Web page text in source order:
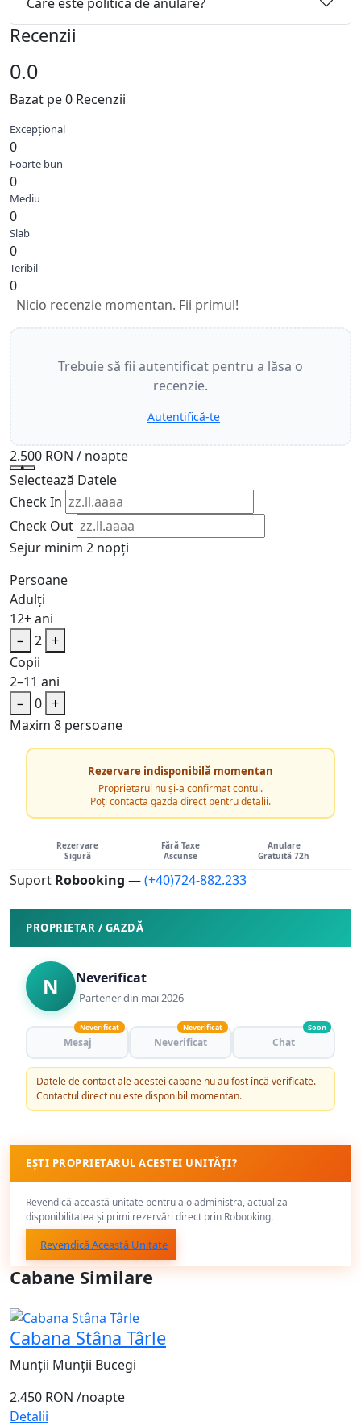
Recenzii
0.0
Bazat pe 0 Recenzii
Excepțional
0
Foarte bun
0
Mediu
0
Slab
0
Teribil
0
Nicio recenzie momentan. Fii primul!
Trebuie să fii autentificat pentru a lăsa o
recenzie.
Autentifică-te
2.500 RON / noapte
Selectează Datele
Check In
Check Out
Sejur minim 2 nopți
Persoane
Adulți
12+ ani
−
2 +
Copii
2–11 ani
−
0 +
Maxim 8 persoane
Rezervare indisponibilă momentan
Proprietarul nu și-a confirmat contul.
Poți contacta gazda direct pentru detalii.
Rezervare
Sigură
Fără Taxe
Ascunse
Anulare
Gratuită 72h
Suport Robooking —(+40)724-882.233
PROPRIETAR / GAZDĂ
N Neverificat
Partener din mai 2026
Mesaj
Neverificat
Neverificat
Neverificat
Chat
Soon
Datele de contact ale acestei cabane nu au fost încă verificate.
Contactul direct nu este disponibil momentan.
EȘTI PROPRIETARUL ACESTEI UNITĂȚI?
Revendică această unitate pentru a o administra, actualiza
disponibilitatea și primi rezervări direct prin Robooking.
Revendică Această Unitate
Cabane Similare
Cabana Stâna Târle
Munții Munții Bucegi
2.450 RON /noapte
Detalii